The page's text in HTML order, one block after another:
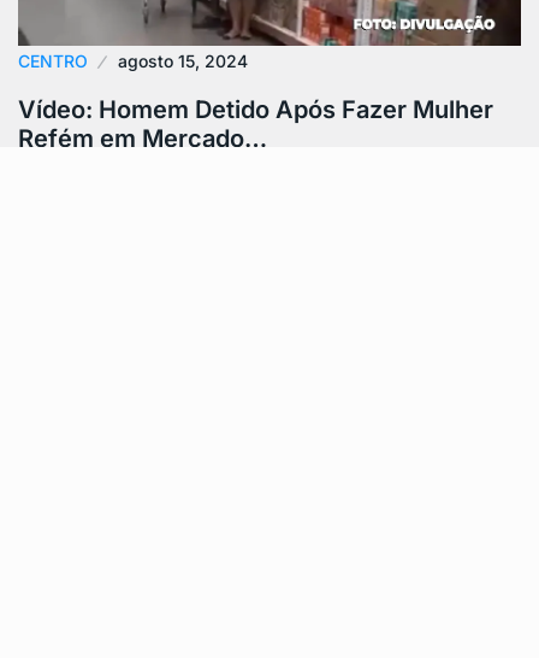
CENTRO agosto 15, 2024
Vídeo: Homem Detido Após Fazer Mulher
Refém em Mercado…